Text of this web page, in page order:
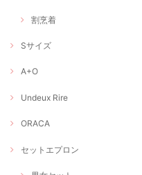
割烹着
Sサイズ
A+O
Undeux Rire
ORACA
セットエプロン